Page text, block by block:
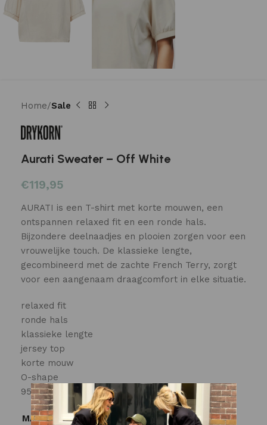
Home Sale
Aurati Sweater – Off White
€119,95
AURATI is een T-shirt met korte mouwen, een
ontspannen relaxed fit en een ronde hals.
Bijzondere deelnaadjes en plooien zorgen voor een
vrouwelijke touch. De klassieke lengte,
gecombineerd met de zachte French Terry, zorgt
voor een aangenaam draagcomfort in elke situatie.
relaxed fit
ronde hals
klassieke lengte
jersey top
korte mouw
O-shape
95% katoen 5% elastaan
MAAT